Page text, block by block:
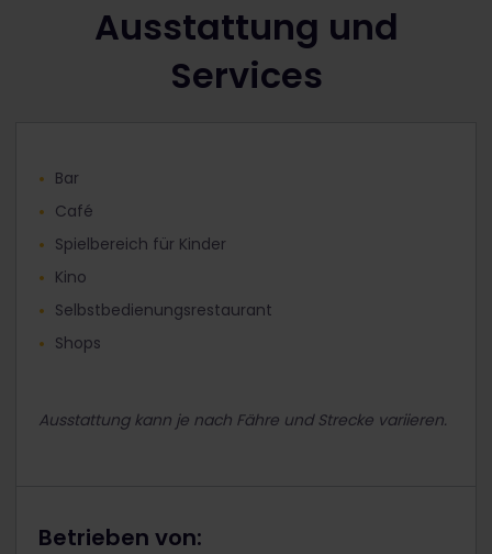
Ausstattung und
Services
Bar
Café
Spielbereich für Kinder
Kino
Selbstbedienungsrestaurant
Shops
Ausstattung kann je nach Fähre und Strecke variieren.
Betrieben von: